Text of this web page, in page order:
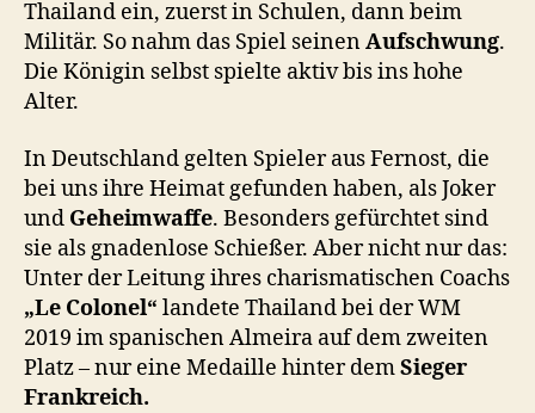
Thailand ein, zuerst in Schulen, dann beim
Militär. So nahm das Spiel seinenAufschwung.
Die Königin selbst spielte aktiv bis ins hohe
Alter.
In Deutschland gelten Spieler aus Fernost, die
bei uns ihre Heimat gefunden haben, als Joker
und Geheimwaffe. Besonders gefürchtet sind
sie als gnadenlose Schießer. Aber nicht nur das:
Unter der Leitung ihres charismatischen Coachs
„Le Colonel“ landete Thailand bei der WM
2019 im spanischen Almeira auf dem zweiten
Platz – nur eine Medaille hinter demSieger
Frankreich.